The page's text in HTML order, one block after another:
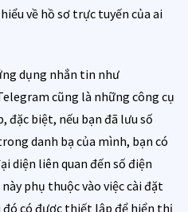
về hồ sơ trực tuyến của ai
dụng nhắn tin như
cũng là những công cụ
đặc biệt, nếu bạn đã lưu số
danh bạ của mình, bạn có
diện liên quan đến số điện
phụ thuộc vào việc cài đặt
có được thiết lập để hiển thị